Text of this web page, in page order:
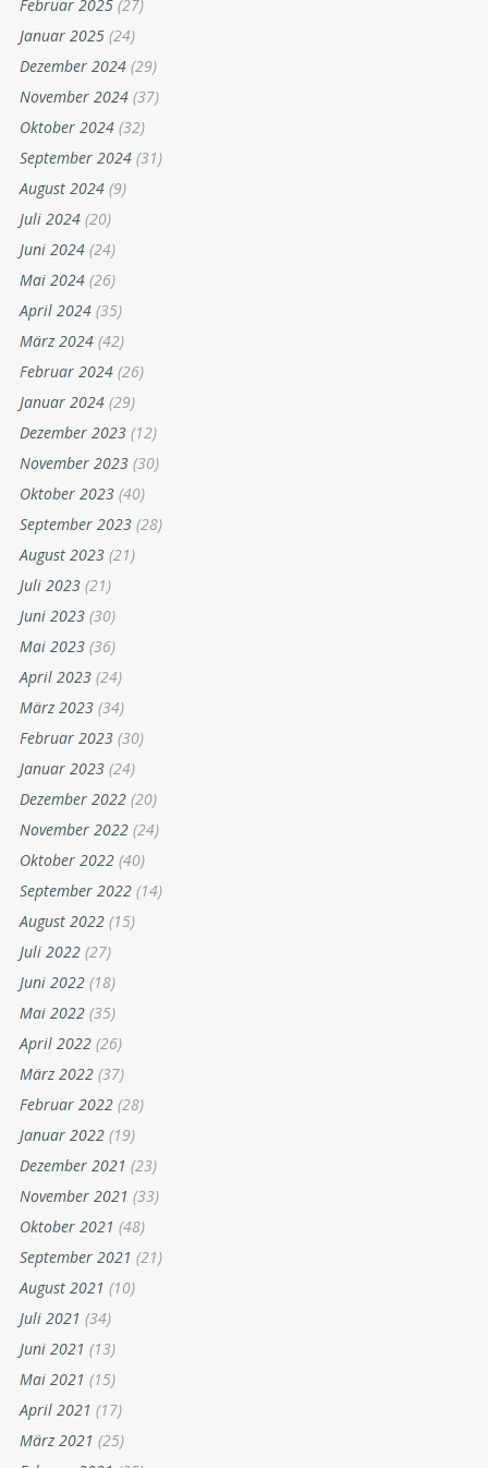
Februar 2025 (27)
Januar 2025 (24)
Dezember 2024 (29)
November 2024 (37)
Oktober 2024 (32)
September 2024 (31)
August 2024 (9)
Juli 2024 (20)
Juni 2024 (24)
Mai 2024 (26)
April 2024 (35)
März 2024 (42)
Februar 2024 (26)
Januar 2024 (29)
Dezember 2023 (12)
November 2023 (30)
Oktober 2023 (40)
September 2023 (28)
August 2023 (21)
Juli 2023 (21)
Juni 2023 (30)
Mai 2023 (36)
April 2023 (24)
März 2023 (34)
Februar 2023 (30)
Januar 2023 (24)
Dezember 2022 (20)
November 2022 (24)
Oktober 2022 (40)
September 2022 (14)
August 2022 (15)
Juli 2022 (27)
Juni 2022 (18)
Mai 2022 (35)
April 2022 (26)
März 2022 (37)
Februar 2022 (28)
Januar 2022 (19)
Dezember 2021 (23)
November 2021 (33)
Oktober 2021 (48)
September 2021 (21)
August 2021 (10)
Juli 2021 (34)
Juni 2021 (13)
Mai 2021 (15)
April 2021 (17)
März 2021 (25)